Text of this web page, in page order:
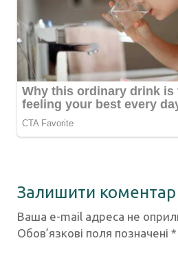
Залишити коментар
Ваша e-mail адреса не
Обов’язкові поля позначені *